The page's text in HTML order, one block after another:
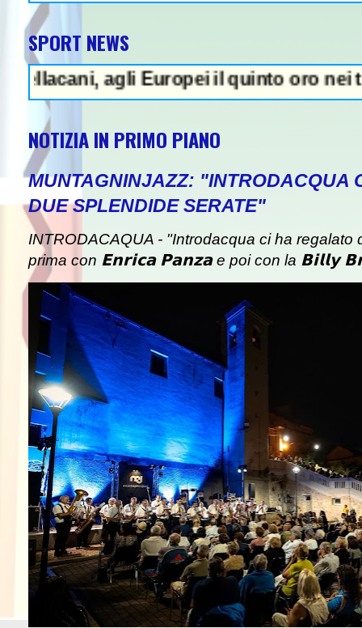
SPORT NEWS
Europei il quinto oro nei tuffi
NOTIZIA IN PRIMO PIANO
MUNTAGNINJAZZ: "INTRODACQUA
DUE SPLENDIDE SERATE"
INTRODACAQUA - "Introdacqua ci ha regalato
prima con 𝗘𝗻𝗿𝗶𝗰𝗮 𝗣𝗮𝗻𝘇𝗮 e poi con la 𝗕𝗶𝗹𝗹𝘆